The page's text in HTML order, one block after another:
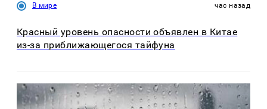
В мире час назад
Красный уровень опасности объявлен в Китае
из-за приближающегося тайфуна